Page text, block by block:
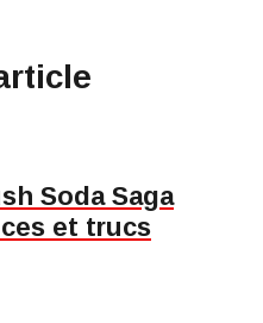
Soda Saga
et trucs